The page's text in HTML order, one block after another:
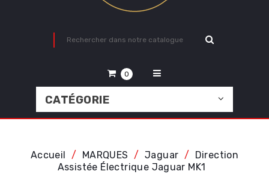
0
CATÉGORIE
Accueil MARQUES Jaguar
Direction
Assistée Électrique Jaguar MK1